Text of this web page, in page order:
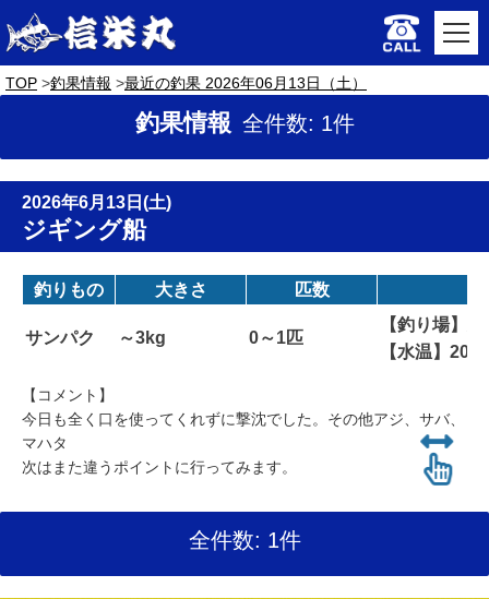
TOP 釣果情報 最近の釣果 2026年06月13日（土）
釣果情報 全件数: 1件
2026年6月13日(土)
ジギング船
釣りもの 大きさ 匹数
サンパク ～3kg 0～1匹
【釣り場】
【水温】
【コメント】
今日も全く口を使ってくれずに撃沈でした。その他アジ、サバ、
マハタ
次はまた違うポイントに行ってみます。
全件数: 1件